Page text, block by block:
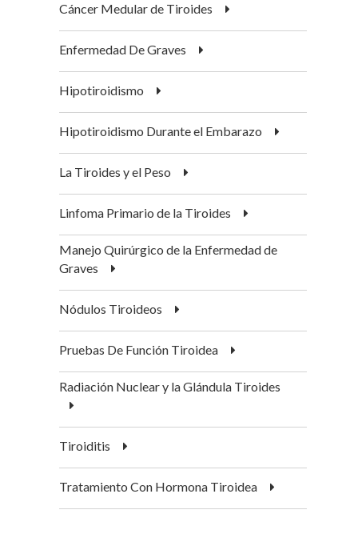
Cáncer Medular de Tiroides
Enfermedad De Graves
Hipotiroidismo
Hipotiroidismo Durante el Embarazo
La Tiroides y el Peso
Linfoma Primario de la Tiroides
Manejo Quirúrgico de la Enfermedad de
Graves
Nódulos Tiroideos
Pruebas De Función Tiroidea
Radiación Nuclear y la Glándula Tiroides
Tiroiditis
Tratamiento Con Hormona Tiroidea